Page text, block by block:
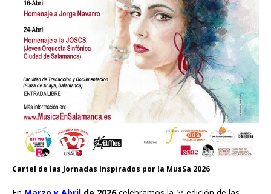
Cartel de las Jornadas Inspirados por la MusSa 2026